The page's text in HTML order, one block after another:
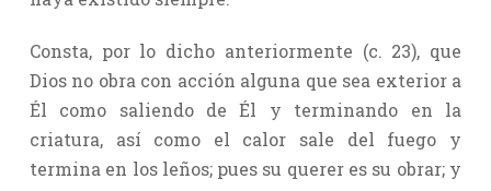
Consta, por lo dicho anteriormente (c. 23), que
Dios no obra con acción alguna que sea exterior a
Él como saliendo de Él y terminando en la
criatura, así como el calor sale del fuego y
termina en los leños; pues su querer es su obrar; y